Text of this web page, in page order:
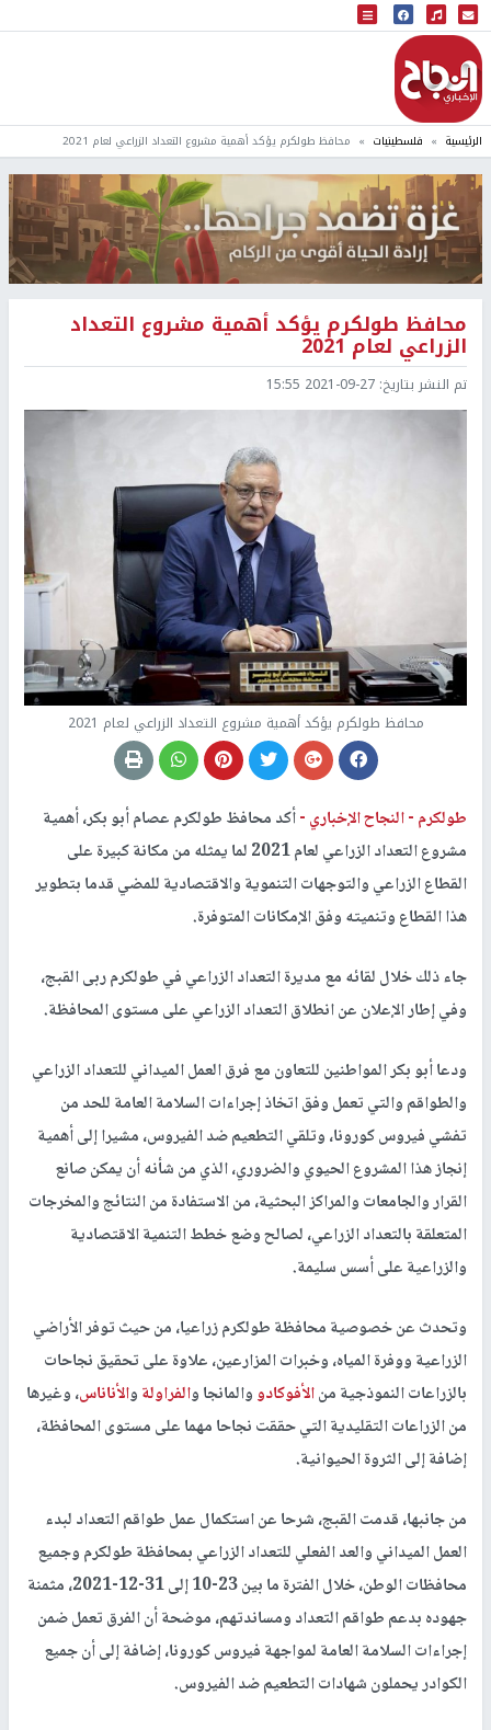
البث المباشر
إذاعة النجاح
الرئيسية فلسطينيات محافظ طولكرم يؤكد أهمية مشروع التعداد الزراعي لعام 2021
محافظ طولكرم يؤكد أهمية مشروع التعداد
الزراعي لعام 2021
تم النشر بتاريخ: 2021-09-27 15:55
محافظ طولكرم يؤكد أهمية مشروع التعداد الزراعي لعام 2021
طولكرم -النجاح الإخباري -أكد محافظ طولكرم عصام أبو بكر، أهمية
مشروع التعداد الزراعي لعام 2021 لما يمثله من مكانة كبيرة على
القطاع الزراعي والتوجهات التنموية والاقتصادية للمضي قدما بتطوير
هذا القطاع وتنميته وفق الإمكانات المتوفرة.
جاء ذلك خلال لقائه مع مديرة التعداد الزراعي في طولكرم ربى القبج،
وفي إطار الإعلان عن انطلاق التعداد الزراعي على مستوى المحافظة.
ودعا أبو بكر المواطنين للتعاون مع فرق العمل الميداني للتعداد الزراعي
والطواقم والتي تعمل وفق اتخاذ إجراءات السلامة العامة للحد من
تفشي فيروس كورونا، وتلقي التطعيم ضد الفيروس، مشيرا إلى أهمية
إنجاز هذا المشروع الحيوي والضروري، الذي من شأنه أن يمكن صانع
القرار والجامعات والمراكز البحثية، من الاستفادة من النتائج والمخرجات
المتعلقة بالتعداد الزراعي، لصالح وضع خطط التنمية الاقتصادية
والزراعية على أسس سليمة.
وتحدث عن خصوصية محافظة طولكرم زراعيا، من حيث توفر الأراضي
الزراعية ووفرة المياه، وخبرات المزارعين، علاوة على تحقيق نجاحات
بالزراعات النموذجية منالأفوكادووالمانجا والفراولةوالأناناس، وغيرها
من الزراعات التقليدية التي حققت نجاحا مهما على مستوى المحافظة،
إضافة إلى الثروة الحيوانية.
من جانبها، قدمت القبج، شرحا عن استكمال عمل طواقم التعداد لبدء
العمل الميداني والعد الفعلي للتعداد الزراعي بمحافظة طولكرم وجميع
محافظات الوطن، خلال الفترة ما بين 23-10 إلى 31-12-2021، مثمنة
جهوده بدعم طواقم التعداد ومساندتهم، موضحة أن الفرق تعمل ضمن
إجراءات السلامة العامة لمواجهة فيروس كورونا، إضافة إلى أن جميع
الكوادر يحملون شهادات التطعيم ضد الفيروس.